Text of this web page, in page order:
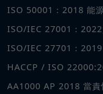
ISO 50001：2018 能
ISO/IEC 27001：2022
ISO/IEC 27701：
HACCP / ISO
AA1000 AP 2018 當責